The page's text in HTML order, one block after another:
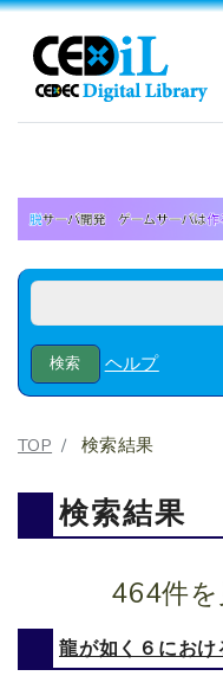
ヘルプ
TOP 検索結果
検索結果
464件を
龍が如く６にお